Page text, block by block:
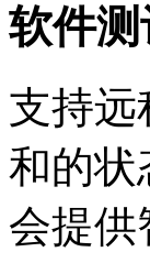
软件测
支持远
和的状
会提供